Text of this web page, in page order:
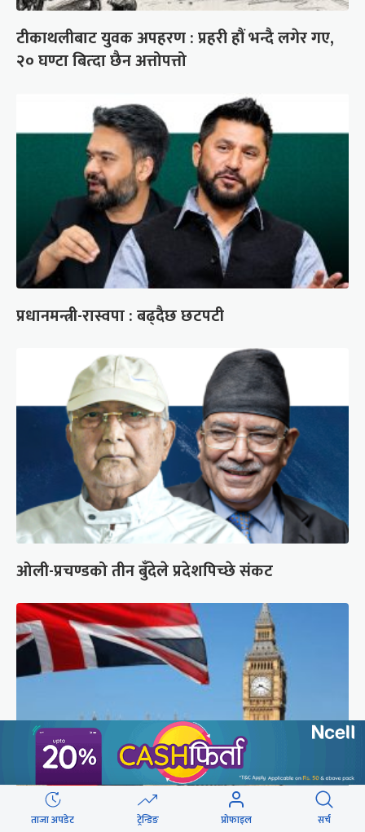
टीकाथलीबाट युवक अपहरण : प्रहरी हौं भन्दै लगेर गए,
२० घण्टा बित्दा छैन अत्तोपत्तो
प्रधानमन्त्री-रास्वपा : बढ्दैछ छटपटी
ओली-प्रचण्डको तीन बुँदेले प्रदेशपिच्छे संकट
लन्डनप्रति घट्दो आकर्षण, एक वर्षमा ४ लाख २०
ताजा अपडेट ट्रेन्डिङ प्रोफाइल सर्च